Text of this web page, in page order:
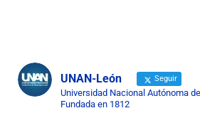
UNAN-León Seguir
Universidad Nacional Autónoma
Fundada en 1812